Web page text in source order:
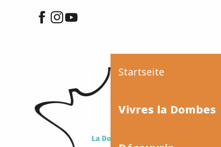
Startseite
Vivres la Dombes